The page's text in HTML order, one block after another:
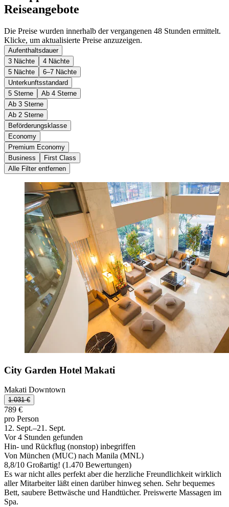
Reiseangebote
Die Preise wurden innerhalb der vergangenen 48 Stunden ermittelt.
Klicke, um aktualisierte Preise anzuzeigen.
Aufenthaltsdauer
3 Nächte
4 Nächte
5 Nächte
6–7 Nächte
Unterkunftsstandard
5 Sterne
Ab 4 Sterne
Ab 3 Sterne
Ab 2 Sterne
Beförderungsklasse
Economy
Premium Economy
Business
First Class
Alle Filter entfernen
City Garden Hotel Makati
Makati Downtown
1.031 €
789 €
pro Person
12. Sept.–21. Sept.
Vor 4 Stunden gefunden
Hin- und Rückflug (nonstop) inbegriffen
Von München (MUC) nach Manila (MNL)
8,8/10 Großartig! (1.470 Bewertungen)
Es war nicht alles perfekt aber die herzliche Freundlichkeit wirklich
aller Mitarbeiter läßt einen darüber hinweg sehen. Sehr bequemes
Bett, saubere Bettwäsche und Handtücher. Preiswerte Massagen im
Spa.